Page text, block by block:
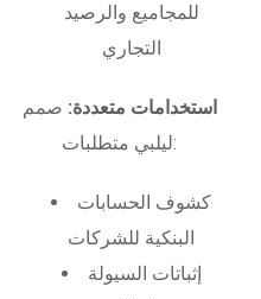
للمجاميع والرصيد
التجاري
استخدامات متعددة: صمم
ليلبي متطلبات:
كشوف الحسابات
البنكية للشركات
إثباتات السيولة